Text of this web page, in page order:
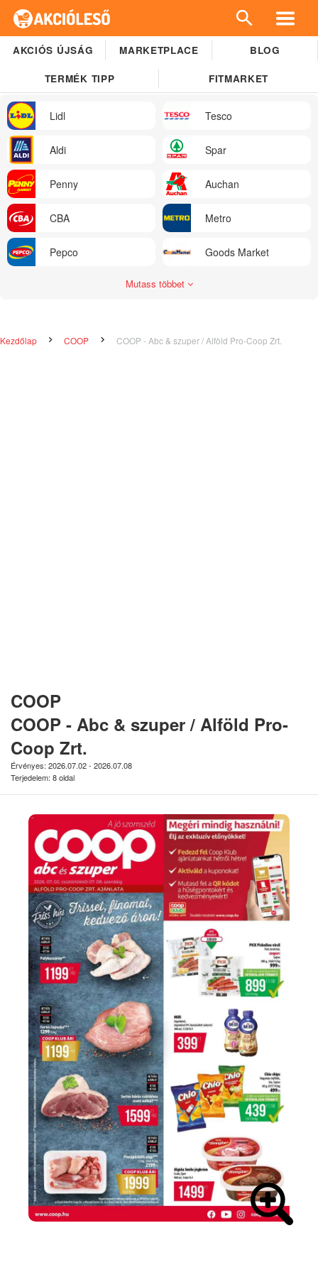
AKCIÓS ÚJSÁG MARKETPLACE BLOG
TERMÉK TIPP FITMARKET
Lidl Tesco
Aldi Spar
Penny Auchan
CBA Metro
Pepco Goods Market
Mutass többet
Kezdőlap COOP COOP - Abc & szuper / Alföld Pro-Coop Zrt.
COOP
COOP - Abc & szuper / Alföld Pro-
Coop Zrt.
Érvényes: 2026.07.02 - 2026.07.08
Terjedelem: 8 oldal